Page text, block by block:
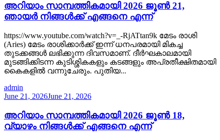
അറിയാം സാമ്പത്തികമായി 2026 ജൂൺ 21,
ഞായർ നിങ്ങൾക്ക് എങ്ങനെ എന്ന്
https://www.youtube.com/watch?v=_-RjATtan9k മേടം രാശി
(Aries) മേടം രാശിക്കാർക്ക് ഇന്ന് ധനപരമായി മികച്ച
തുടക്കങ്ങൾ ലഭിക്കുന്ന ദിവസമാണ്. ദീർഘകാലമായി
മുടങ്ങിക്കിടന്ന കുടിശ്ശികകളും കടങ്ങളും അപ്രതീക്ഷിതമായി
കൈകളിൽ വന്നുചേരും. പുതിയ...
admin
June 21, 2026June 21, 2026
അറിയാം സാമ്പത്തികമായി 2026 ജൂൺ 18,
വ്യാഴം നിങ്ങൾക്ക് എങ്ങനെ എന്ന്